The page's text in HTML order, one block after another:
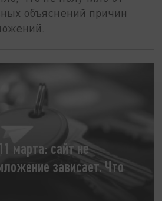
объяснений причин
марта: сайт не
зависает. Что